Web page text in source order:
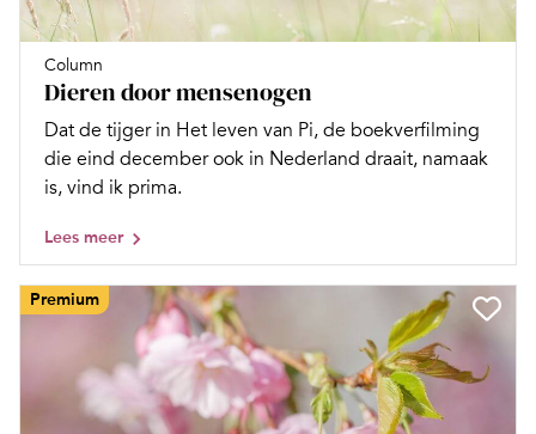
Column
Dieren door mensenogen
Dat de tijger in Het leven van Pi, de boekverfilming
die eind december ook in Nederland draait, namaak
is, vind ik prima.
Lees meer
Premium